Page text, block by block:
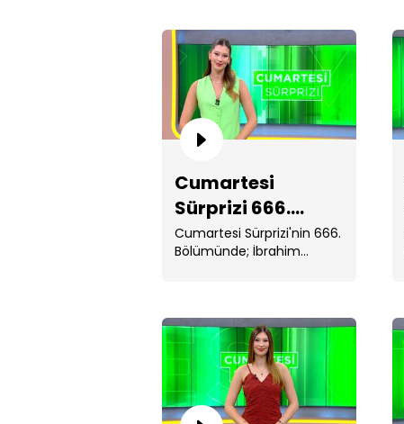
Cumartesi
Sürprizi 666.
Bölüm
Cumartesi Sürprizi'nin 666.
Bölümünde; İbrahim